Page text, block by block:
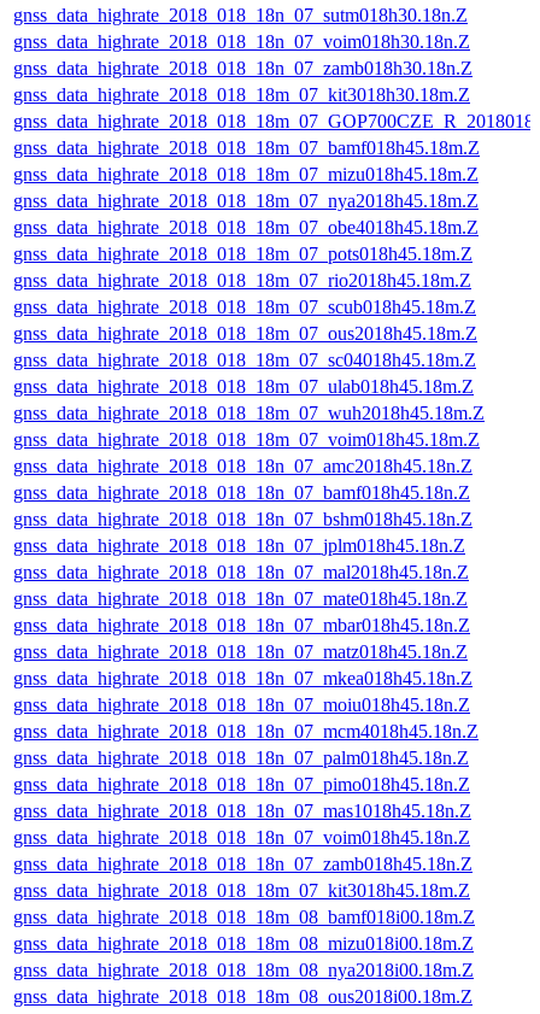
gnss_data_highrate_2018_018_18n_07_sutm018h30.18n.Z
gnss_data_highrate_2018_018_18n_07_voim018h30.18n.Z
gnss_data_highrate_2018_018_18n_07_zamb018h30.18n.Z
gnss_data_highrate_2018_018_18m_07_kit3018h30.18m.Z
gnss_data_highrate_2018_018_18m_07_bamf018h45.18m.Z
gnss_data_highrate_2018_018_18m_07_mizu018h45.18m.Z
gnss_data_highrate_2018_018_18m_07_nya2018h45.18m.Z
gnss_data_highrate_2018_018_18m_07_obe4018h45.18m.Z
gnss_data_highrate_2018_018_18m_07_pots018h45.18m.Z
gnss_data_highrate_2018_018_18m_07_rio2018h45.18m.Z
gnss_data_highrate_2018_018_18m_07_scub018h45.18m.Z
gnss_data_highrate_2018_018_18m_07_ous2018h45.18m.Z
gnss_data_highrate_2018_018_18m_07_sc04018h45.18m.Z
gnss_data_highrate_2018_018_18m_07_ulab018h45.18m.Z
gnss_data_highrate_2018_018_18m_07_wuh2018h45.18m.Z
gnss_data_highrate_2018_018_18m_07_voim018h45.18m.Z
gnss_data_highrate_2018_018_18n_07_amc2018h45.18n.Z
gnss_data_highrate_2018_018_18n_07_bamf018h45.18n.Z
gnss_data_highrate_2018_018_18n_07_bshm018h45.18n.Z
gnss_data_highrate_2018_018_18n_07_jplm018h45.18n.Z
gnss_data_highrate_2018_018_18n_07_mal2018h45.18n.Z
gnss_data_highrate_2018_018_18n_07_mate018h45.18n.Z
gnss_data_highrate_2018_018_18n_07_mbar018h45.18n.Z
gnss_data_highrate_2018_018_18n_07_matz018h45.18n.Z
gnss_data_highrate_2018_018_18n_07_mkea018h45.18n.Z
gnss_data_highrate_2018_018_18n_07_moiu018h45.18n.Z
gnss_data_highrate_2018_018_18n_07_mcm4018h45.18n.Z
gnss_data_highrate_2018_018_18n_07_palm018h45.18n.Z
gnss_data_highrate_2018_018_18n_07_pimo018h45.18n.Z
gnss_data_highrate_2018_018_18n_07_mas1018h45.18n.Z
gnss_data_highrate_2018_018_18n_07_voim018h45.18n.Z
gnss_data_highrate_2018_018_18n_07_zamb018h45.18n.Z
gnss_data_highrate_2018_018_18m_07_kit3018h45.18m.Z
gnss_data_highrate_2018_018_18m_08_bamf018i00.18m.Z
gnss_data_highrate_2018_018_18m_08_mizu018i00.18m.Z
gnss_data_highrate_2018_018_18m_08_nya2018i00.18m.Z
gnss_data_highrate_2018_018_18m_08_ous2018i00.18m.Z